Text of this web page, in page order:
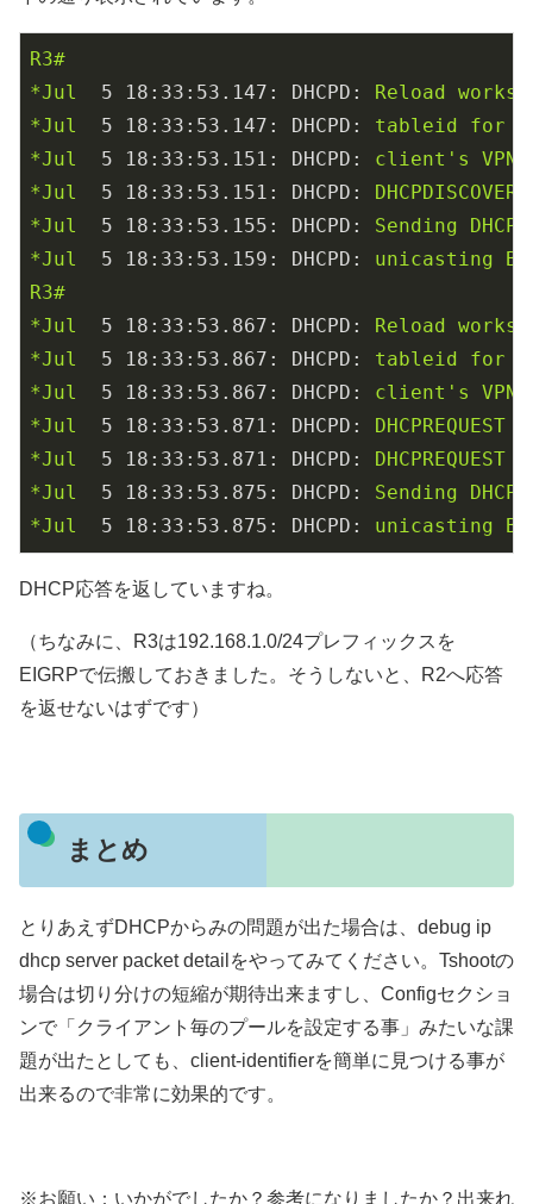
R3#
*Jul
5 18:33:53.147: DHCPD: Reload
*Jul
5 18:33:53.147: DHCPD: tableid for
*Jul
5 18:33:53.151: DHCPD: client's VPN
*Jul
5 18:33:53.151: DHCPD: DHCPDISCOVER
*Jul
5 18:33:53.155: DHCPD: Sending
*Jul
5 18:33:53.159: DHCPD: unicasting
R3#
*Jul
5 18:33:53.867: DHCPD: Reload
*Jul
5 18:33:53.867: DHCPD: tableid for
*Jul
5 18:33:53.867: DHCPD: client's VPN
*Jul
5 18:33:53.871: DHCPD: DHCPREQUEST
*Jul
5 18:33:53.871: DHCPD: DHCPREQUEST
*Jul
5 18:33:53.875: DHCPD: Sending
*Jul
5 18:33:53.875: DHCPD: unicasting
DHCP応答を返していますね。
（ちなみに、R3は192.168.1.0/24プレフィックスを
EIGRPで伝搬しておきました。そうしないと、R2へ応答
を返せないはずです）
まとめ
とりあえずDHCPからみの問題が出た場合は、debug ip
dhcp server packet detailをやってみてください。Tshootの
場合は切り分けの短縮が期待出来ますし、Configセクショ
ンで「クライアント毎のプールを設定する事」みたいな課
題が出たとしても、client-identifierを簡単に見つける事が
出来るので非常に効果的です。
※お願い：いかがでしたか？参考になりましたか？出来れ